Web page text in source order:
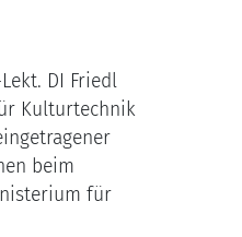
DI Friedl
Kulturtechnik
beim
für